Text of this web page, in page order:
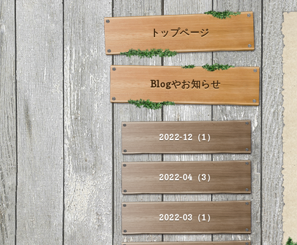
トップページ
Blogやお知らせ
2022-12（1）
2022-04（3）
2022-03（1）